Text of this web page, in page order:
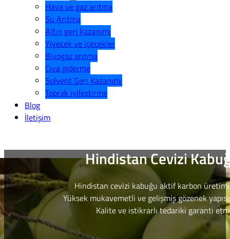
Hava ve gaz arıtma
Su Arıtma
Altın geri kazanımı
Yiyecek ve içecekler
Biyogaz arıtma
Cıva giderme
Solvent Geri Kazanımı
Toprak iyileştirme
Blog
İletişim
Hindistan Cevizi
Hindistan cevizi kabuğu aktif karbon
Yüksek mukavemetli ve gelişmiş gözenek
Kalite ve istikrarlı tedariki garanti